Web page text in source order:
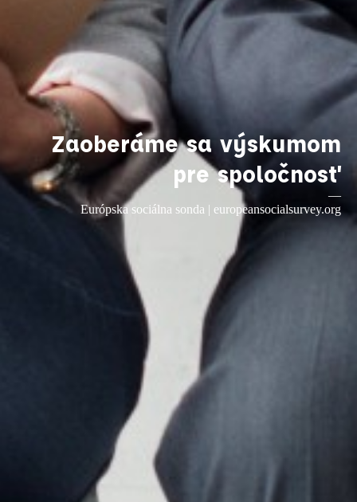
Zaoberáme sa výskumom
pre spoločnosť
—
Európska sociálna sonda | europeansocialsurvey.org